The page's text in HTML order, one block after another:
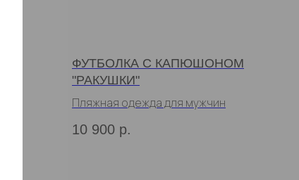
ФУТБОЛКА С КАПЮШОНОМ
"РАКУШКИ"
Пляжная одежда для мужчин
10 900 р.